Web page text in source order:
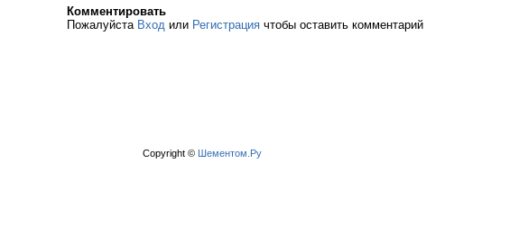
Комментировать
Пожалуйста Вход или Регистрация чтобы оставить комментарий
Copyright © Шементом.Ру